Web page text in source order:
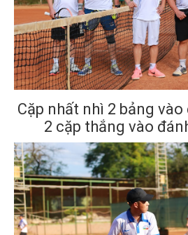
Cặp nhất nhì 2 bảng
2 cặp thắng vào